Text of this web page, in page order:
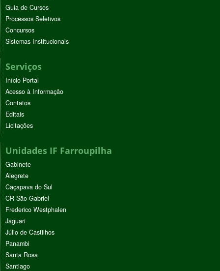
Guia de Cursos
Processos Seletivos
Concursos
Sistemas Institucionais
Serviços
Início Portal
Acesso à Informação
Contatos
Editais
Licitações
Unidades IF Farroupilha
Gabinete
Alegrete
Caçapava do Sul
CR São Gabriel
Frederico Westphalen
Jaguari
Júlio de Castilhos
Panambi
Santa Rosa
Santiago